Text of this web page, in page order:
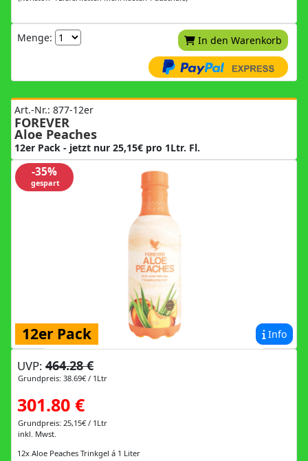
Menge: In den Warenkorb
Art.-Nr.: 877-12er
FOREVER
Aloe Peaches
12er Pack - jetzt nur 25,15€ pro 1Ltr. Fl.
-35%
gespart
Info
12er Pack
UVP: 464.28 €
Grundpreis: 38.69€ / 1Ltr
301.80 €
Grundpreis: 25,15€ / 1Ltr
inkl. Mwst.
12x Aloe Peaches Trinkgel á 1 Liter